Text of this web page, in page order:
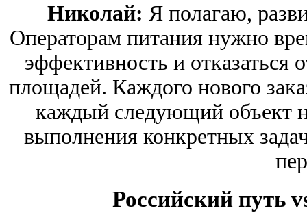
Николай: Я полагаю,
Операторам питания нужно
эффективность и
площадей. Каждого нового
каждый следующий объект
выполнения конкретных
Российский путь